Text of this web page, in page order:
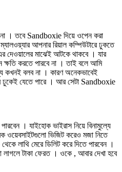
। তবে Sandboxie দিয়ে ওপেন করা
আপনার রিয়াল কম্পিউটারে ঢুকতে
দেওয়ালের মাঝেই আটকে থাকবে । যার
করতে পারবে না । তাই বলে আমি
কখনই বলব না । কারণ অনেকভাবেই
ঢুকেই যেতে পারে । আর সেটা Sandboxie
। যাইহোক ভাইরাস নিয়ে বিনামুল্যে
ওয়েবসাইটগুলো ভিজিট করেও মজা নিতে
লাথি মেরে ডিলিট করে দিতে পারবেন ।
টাকা ফেরত । ওকে , আবার দেখা হবে